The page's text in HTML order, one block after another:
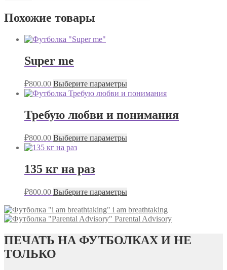
Похожие товары
Super me
₽800.00 Выберите параметры
Требую любви и понимания
₽800.00 Выберите параметры
135 кг на раз
₽800.00 Выберите параметры
i am breathtaking
Parental Advisory
ПЕЧАТЬ НА ФУТБОЛКАХ И НЕ
ТОЛЬКО